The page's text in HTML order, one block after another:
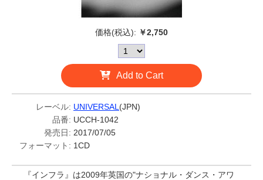
価格(税込): ￥2,750
Add to Cart
レーベル: UNIVERSAL (JPN)
品番: UCCH-1042
発売日: 2017/07/05
フォーマット: 1CD
『インフラ』は2009年英国の"ナショナル・ダンス・アワ